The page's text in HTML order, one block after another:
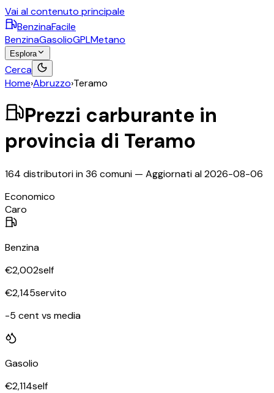
Vai al contenuto principale
BenzinaFacile
BenzinaGasolioGPLMetano
Esplora
Cerca
Home›Abruzzo›Teramo
Prezzi carburante in
provincia di Teramo
164 distributori in36 comuni — Aggiornati al2026-08-06
Economico
Caro
Benzina
€2,002self
€2,145servito
-5 cent vs media
Gasolio
€2,114self